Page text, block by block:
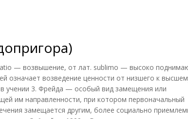
— возвышение, от лат. sublimo — высоко
означает возведение ценности от низшего к
учении 3. Фрейда — особый вид замещения или
им направленности, при котором первоначальный
замещается другим, более социально